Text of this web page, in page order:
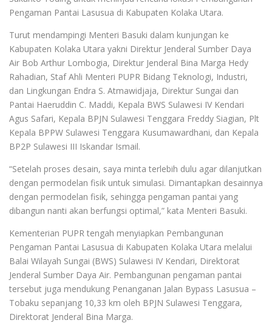
Pengaman Pantai Lasusua di Kabupaten Kolaka Utara.
Turut mendampingi Menteri Basuki dalam kunjungan ke
Kabupaten Kolaka Utara yakni Direktur Jenderal Sumber Daya
Air Bob Arthur Lombogia, Direktur Jenderal Bina Marga Hedy
Rahadian, Staf Ahli Menteri PUPR Bidang Teknologi, Industri,
dan Lingkungan Endra S. Atmawidjaja, Direktur Sungai dan
Pantai Haeruddin C. Maddi, Kepala BWS Sulawesi IV Kendari
Agus Safari, Kepala BPJN Sulawesi Tenggara Freddy Siagian, Plt
Kepala BPPW Sulawesi Tenggara Kusumawardhani, dan Kepala
BP2P Sulawesi III Iskandar Ismail.
“Setelah proses desain, saya minta terlebih dulu agar dilanjutkan
dengan permodelan fisik untuk simulasi. Dimantapkan desainnya
dengan permodelan fisik, sehingga pengaman pantai yang
dibangun nanti akan berfungsi optimal,” kata Menteri Basuki.
Kementerian PUPR tengah menyiapkan Pembangunan
Pengaman Pantai Lasusua di Kabupaten Kolaka Utara melalui
Balai Wilayah Sungai (BWS) Sulawesi IV Kendari, Direktorat
Jenderal Sumber Daya Air. Pembangunan pengaman pantai
tersebut juga mendukung Penanganan Jalan Bypass Lasusua –
Tobaku sepanjang 10,33 km oleh BPJN Sulawesi Tenggara,
Direktorat Jenderal Bina Marga.